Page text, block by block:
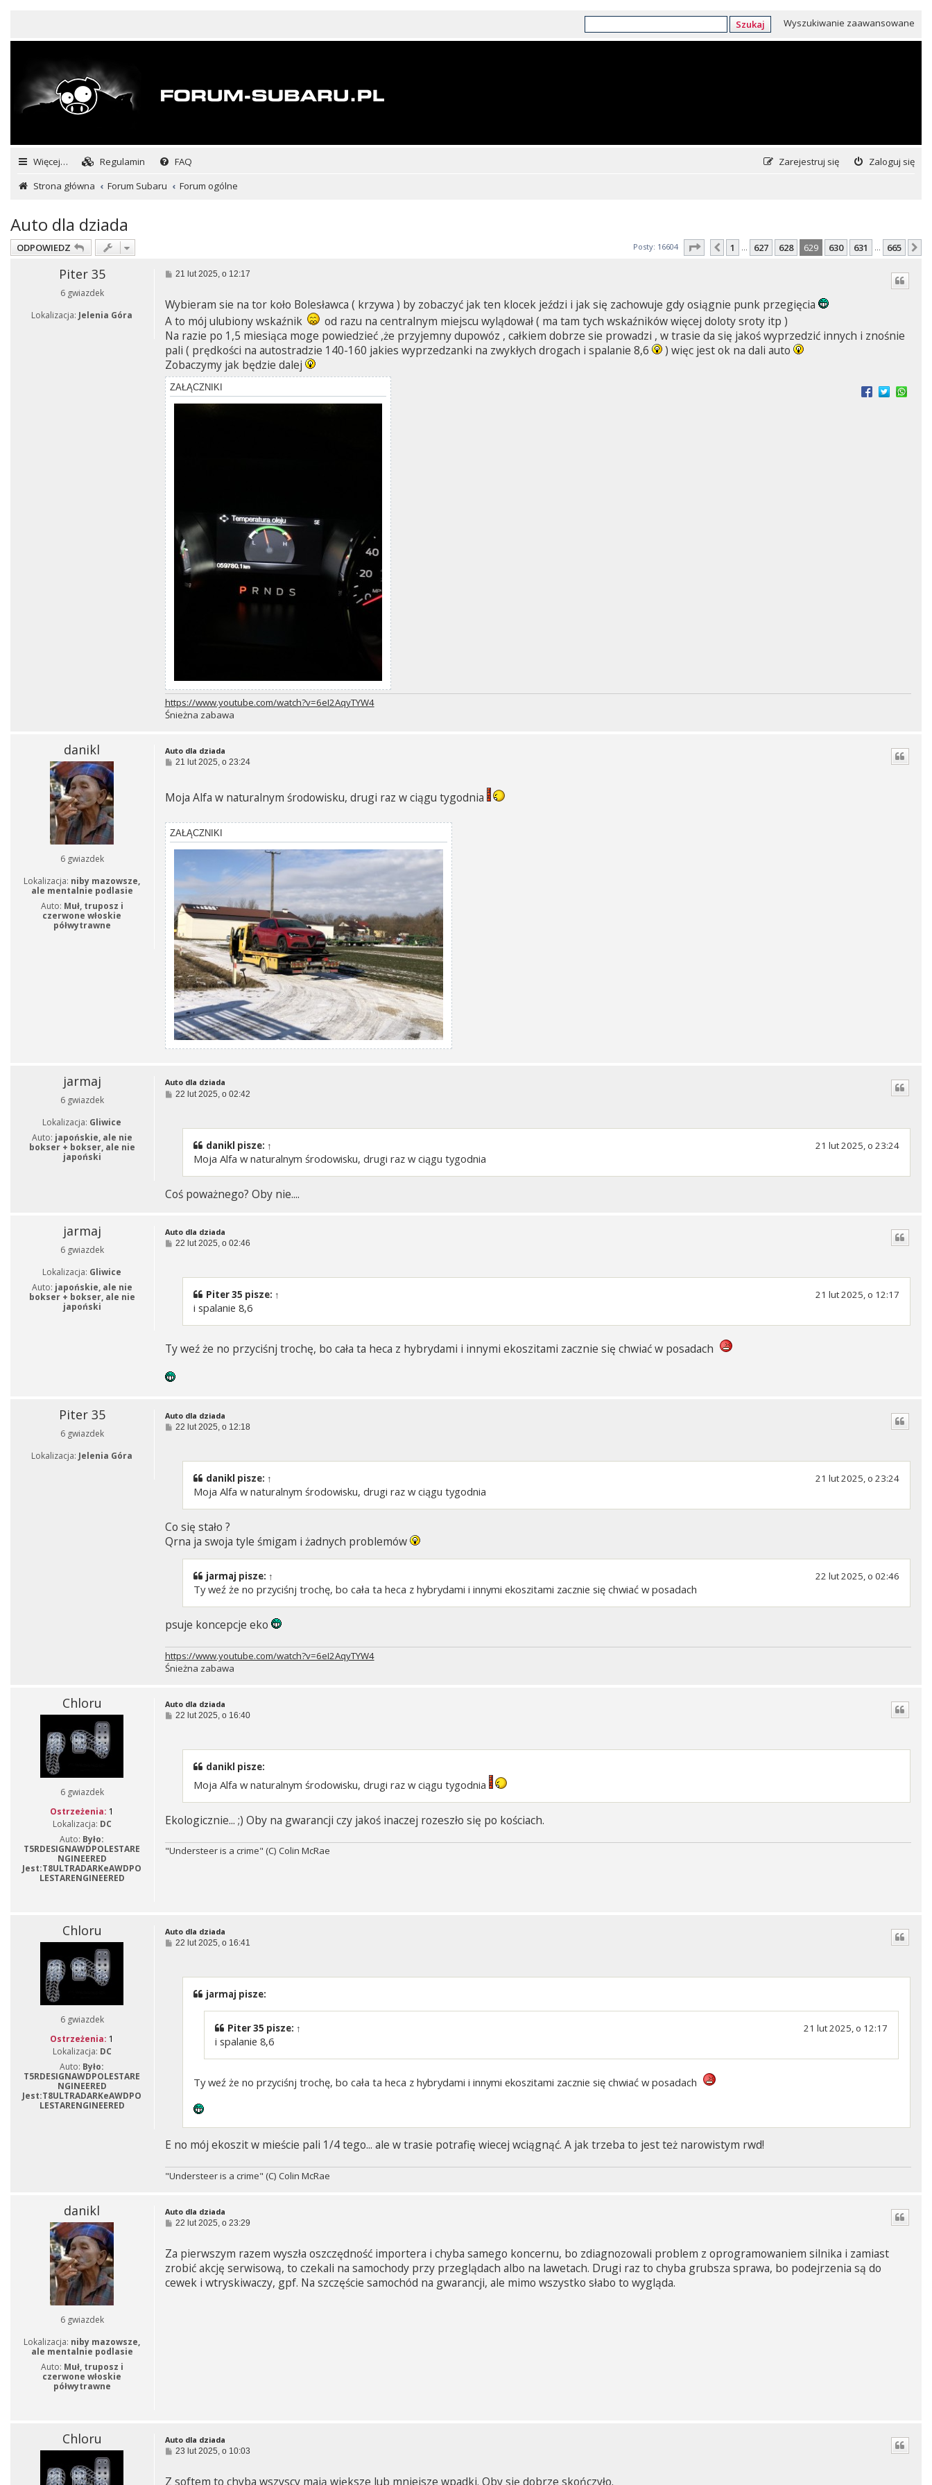
Szukaj Wyszukiwanie zaawansowane
Więcej… Regulamin FAQ Zaloguj się
Zarejestruj się
Strona główna
Forum Subaru Forum ogólne
Auto dla dziada
ODPOWIEDZ Posty: 16604 Strona629 z665
Poprzednia
1 … 627 628 629 630 631 … 665
Piter 35
6 gwiazdek
Lokalizacja: Jelenia Góra
P
t
21 lut 2025, o 12:17
Wybieram sie na tor koło Bolesławca ( krzywa ) by zobaczyć jak ten klocek jeździ i jak się zachowuje gdy osiągnie punk przegięcia
A to mój ulubiony wskaźnik
od razu na centralnym miejscu wylądował ( ma tam tych wskaźników więcej doloty sroty itp )
Na razie po 1,5 miesiąca moge powiedzieć ,że przyjemny dupowóz , całkiem dobrze sie prowadzi , w trasie da się jakoś wyprzedzić innych i znośnie
pali ( prędkości na autostradzie 140-160 jakies wyprzedzanki na zwykłych drogach i spalanie 8,6
) więc jest ok na dali auto
Zobaczymy jak będzie dalej
ZAŁĄCZNIKI
https://www.youtube.com/watch?v=6eI2AqyTYW4
Śnieżna zabawa
danikl
6 gwiazdek
Lokalizacja: niby mazowsze,
ale mentalnie podlasie
Auto: Muł, truposz i
czerwone włoskie
półwytrawne
Auto dla dziada
P
21 lut 2025, o 23:24
Moja Alfa w naturalnym środowisku, drugi raz w ciągu tygodnia
ZAŁĄCZNIKI
jarmaj
6 gwiazdek
Lokalizacja: Gliwice
Auto: japońskie, ale nie
bokser + bokser, ale nie
japoński
Auto dla dziada
P
22 lut 2025, o 02:42
danikl pisze: ↑ 21 lut 2025, o 23:24
Moja Alfa w naturalnym środowisku, drugi raz w ciągu tygodnia
Coś poważnego? Oby nie....
jarmaj
6 gwiazdek
Lokalizacja: Gliwice
Auto: japońskie, ale nie
bokser + bokser, ale nie
japoński
Auto dla dziada
P
22 lut 2025, o 02:46
Piter 35 pisze: ↑ 21 lut 2025, o 12:17
i spalanie 8,6
Ty weź że no przyciśnj trochę, bo cała ta heca z hybrydami i innymi ekoszitami zacznie się chwiać w posadach
Piter 35
6 gwiazdek
Lokalizacja: Jelenia Góra
Auto dla dziada
P
22 lut 2025, o 12:18
danikl pisze: ↑ 21 lut 2025, o 23:24
Moja Alfa w naturalnym środowisku, drugi raz w ciągu tygodnia
Co się stało ?
Qrna ja swoja tyle śmigam i żadnych problemów
jarmaj pisze: ↑ 22 lut 2025, o 02:46
Ty weź że no przyciśnj trochę, bo cała ta heca z hybrydami i innymi ekoszitami zacznie się chwiać w posadach
psuje koncepcje eko
https://www.youtube.com/watch?v=6eI2AqyTYW4
Śnieżna zabawa
Chloru
6 gwiazdek
Ostrzeżenia: 1
Lokalizacja: DC
Auto: Było:
T5RDESIGNAWDPOLESTARE
NGINEERED
Jest:T8ULTRADARKeAWDPO
LESTARENGINEERED
Auto dla dziada
P
22 lut 2025, o 16:40
danikl pisze:
Moja Alfa w naturalnym środowisku, drugi raz w ciągu tygodnia
Ekologicznie... ;) Oby na gwarancji czy jakoś inaczej rozeszło się po kościach.
"Understeer is a crime" (C) Colin McRae
Chloru
6 gwiazdek
Ostrzeżenia: 1
Lokalizacja: DC
Auto: Było:
T5RDESIGNAWDPOLESTARE
NGINEERED
Jest:T8ULTRADARKeAWDPO
LESTARENGINEERED
Auto dla dziada
P
22 lut 2025, o 16:41
jarmaj pisze:
Piter 35 pisze: ↑ 21 lut 2025, o 12:17
i spalanie 8,6
Ty weź że no przyciśnj trochę, bo cała ta heca z hybrydami i innymi ekoszitami zacznie się chwiać w posadach
E no mój ekoszit w mieście pali 1/4 tego... ale w trasie potrafię wiecej wciągnąć. A jak trzeba to jest też narowistym rwd!
"Understeer is a crime" (C) Colin McRae
danikl
6 gwiazdek
Lokalizacja: niby mazowsze,
ale mentalnie podlasie
Auto: Muł, truposz i
czerwone włoskie
półwytrawne
Auto dla dziada
P
t
22 lut 2025, o 23:29
Za pierwszym razem wyszła oszczędność importera i chyba samego koncernu, bo zdiagnozowali problem z oprogramowaniem silnika i zamiast
zrobić akcję serwisową, to czekali na samochody przy przeglądach albo na lawetach. Drugi raz to chyba grubsza sprawa, bo podejrzenia są do
cewek i wtryskiwaczy, gpf. Na szczęście samochód na gwarancji, ale mimo wszystko słabo to wygląda.
Chloru Auto dla dziada
P
t
23 lut 2025, o 10:03
Z softem to chyba wszyscy mają większe lub mniejsze wpadki. Oby się dobrze skończyło.